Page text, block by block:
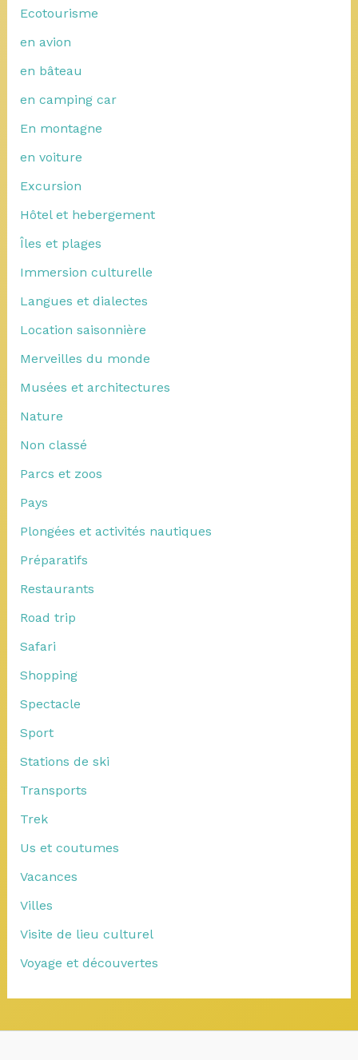
Ecotourisme
en avion
en bâteau
en camping car
En montagne
en voiture
Excursion
Hôtel et hebergement
Îles et plages
Immersion culturelle
Langues et dialectes
Location saisonnière
Merveilles du monde
Musées et architectures
Nature
Non classé
Parcs et zoos
Pays
Plongées et activités nautiques
Préparatifs
Restaurants
Road trip
Safari
Shopping
Spectacle
Sport
Stations de ski
Transports
Trek
Us et coutumes
Vacances
Villes
Visite de lieu culturel
Voyage et découvertes